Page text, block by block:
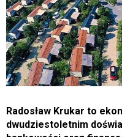
Radosław Krukar to
dwudziestoletnim